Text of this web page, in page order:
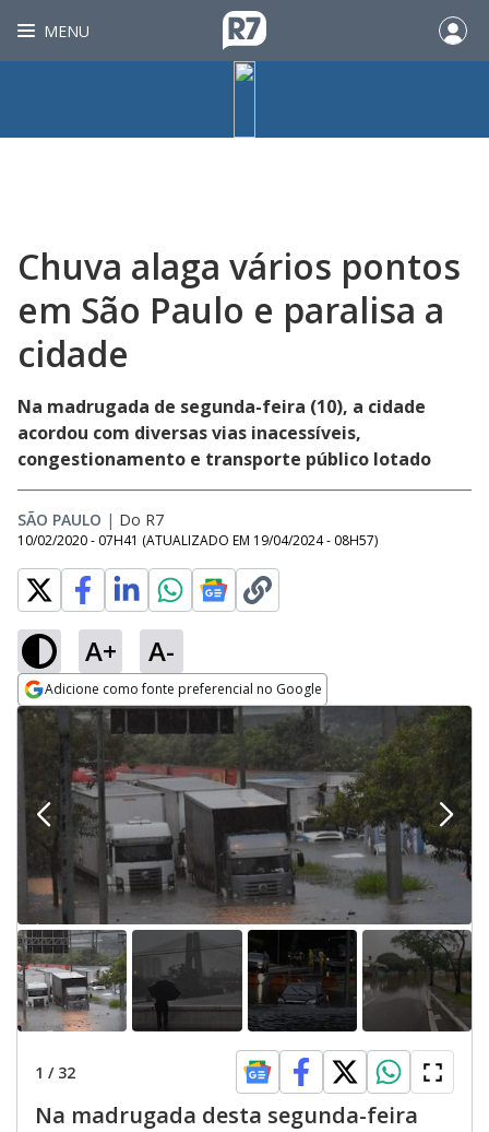
MENU
Chuva alaga vários pontos
em São Paulo e paralisa a
cidade
Na madrugada de segunda-feira (10), a cidade
acordou com diversas vias inacessíveis,
congestionamento e transporte público lotado
SÃO PAULO | Do R7
10/02/2020 - 07H41 (ATUALIZADO EM 19/04/2024 - 08H57)
A+ A-
Adicione como fonte preferencial no Google
Opens in new window
1 / 32
Na madrugada desta segunda-feira